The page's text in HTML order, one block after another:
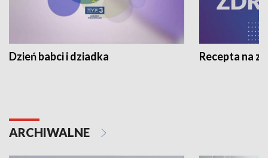
Dzień babci i dziadka Recepta na
ARCHIWALNE